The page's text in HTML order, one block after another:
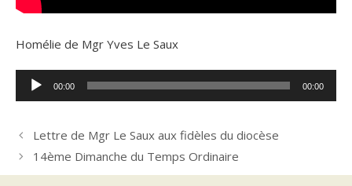
Homélie de Mgr Yves Le Saux
Lecteur
audio
00:00 00:00
Lettre de Mgr Le Saux aux fidèles du diocèse
14ème Dimanche du Temps Ordinaire